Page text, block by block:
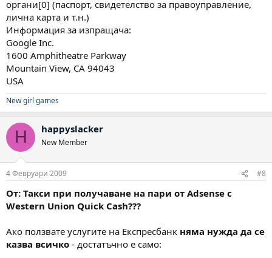
органи[0] (паспорт, свидетелство за правоуправление,
лична карта и т.н.)
Информация за изпращача:
Google Inc.
1600 Amphitheatre Parkway
Mountain View, CA 94043
USA
New girl games
H happyslacker
New Member
4 Февруари 2009 #8
От: Такси при получаване на пари от Adsense с
Western Union Quick Cash???
Ако ползвате услугите на Експресбанк няма нужда да се
казва всичко - достатъчно е само: